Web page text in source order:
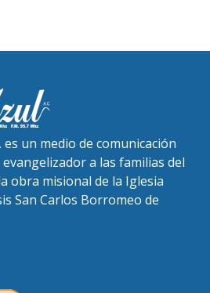
es un medio de comunicación
a las familias del
obra misional de la Iglesia
San Carlos Borromeo de